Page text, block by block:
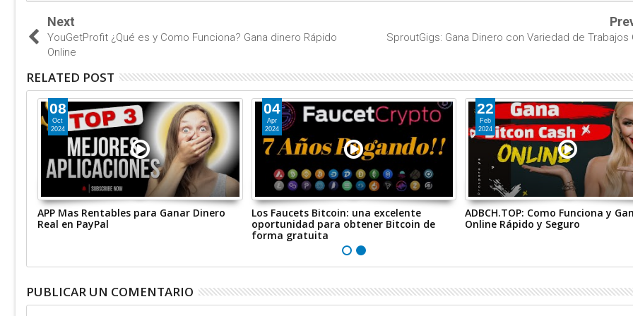
Next
YouGetProfit ¿Qué es y Como Funciona? Gana dinero Rápido
Online
SproutGigs: Gana Dinero con Variedad de Trabajos
RELATED POST
08
Oct
2024
APP Mas Rentables para Ganar Dinero
Real en PayPal
04
Apr
2024
Los Faucets Bitcoin: una excelente
oportunidad para obtener Bitcoin de
forma gratuita
22
Feb
2024
ADBCH.TOP: Como Funciona y
Online Rápido y Seguro
PUBLICAR UN COMENTARIO